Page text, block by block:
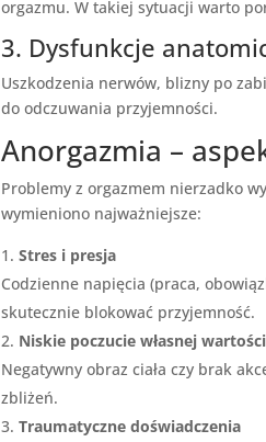
orgazmu. W takiej sytuacji warto
3. Dysfunkcje
Uszkodzenia nerwów, blizny po
do odczuwania przyjemności.
Anorgazmia –
Problemy z orgazmem nierzadko
wymieniono najważniejsze:
Stres i presja
Codzienne napięcia (praca,
skutecznie blokować przyjemność.
Niskie poczucie własnej wartości
Negatywny obraz ciała czy brak
zbliżeń.
Traumatyczne doświadczenia